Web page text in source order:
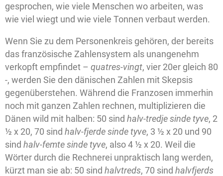
gesprochen, wie viele Menschen wo arbeiten, was
wie viel wiegt und wie viele Tonnen verbaut werden.
Wenn Sie zu dem Personenkreis gehören, der bereits
das französische Zahlensystem als unangenehm
verkopft empfindet – quatres-vingt, vier 20er gleich 80
-, werden Sie den dänischen Zahlen mit Skepsis
gegenüberstehen. Während die Franzosen immerhin
noch mit ganzen Zahlen rechnen, multiplizieren die
Dänen wild mit halben: 50 sind halv-tredje sinde tyve, 2
½ x 20, 70 sind halv-fjerde sinde tyve, 3 ½ x 20 und 90
sind halv-femte sinde tyve, also 4 ½ x 20. Weil die
Wörter durch die Rechnerei unpraktisch lang werden,
kürzt man sie ab: 50 sind halvtreds, 70 sind halvfjerds